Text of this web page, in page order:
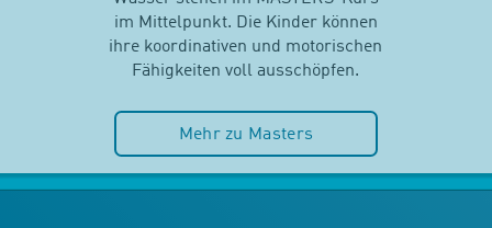
im Mittelpunkt. Die Kinder können
ihre koordinativen und motorischen
Fähigkeiten voll ausschöpfen.
Mehr zu Masters